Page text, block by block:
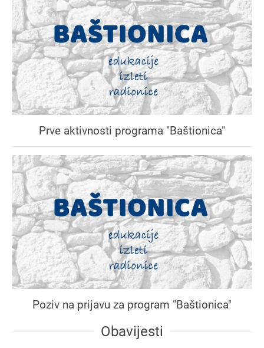
Prve aktivnosti programa "Baštionica"
Poziv na prijavu za program "Baštionica"
Obavijesti